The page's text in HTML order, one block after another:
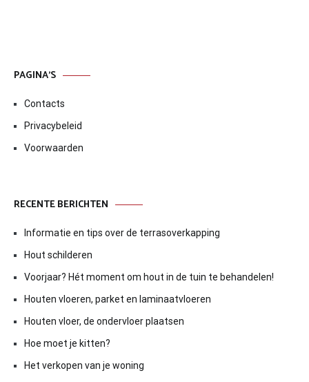
PAGINA’S
Contacts
Privacybeleid
Voorwaarden
RECENTE BERICHTEN
Informatie en tips over de terrasoverkapping
Hout schilderen
Voorjaar? Hét moment om hout in de tuin te behandelen!
Houten vloeren, parket en laminaatvloeren
Houten vloer, de ondervloer plaatsen
Hoe moet je kitten?
Het verkopen van je woning